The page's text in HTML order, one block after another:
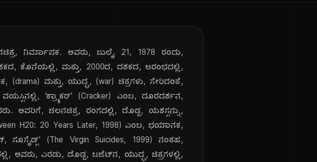
ನಿರ್ಮಾಪಕ. ಅವರು, ಜುಲೈ 21, 1978 ರಂದು,
ಕೊನೆಯಲ್ಲಿ, ಮತ್ತು, 2000ದ, ದಶಕದ, ಆರಂಭದಲ್ಲಿ,
ಮತ್ತು, ಯುದ್ಧ, (war) ಚಿತ್ರಗಳು, ಸೇರಿದಂತೆ,
'ಕ್ರ್ಯಾಕರ್' (Cracker) ಎಂಬ, ದೂರದರ್ಶನ,
ಅವರಿಗೆ, ಚಲನಚಿತ್ರ, ರಂಗದಲ್ಲಿ, ದೊಡ್ಡ, ಯಶಸ್ಸನ್ನು,
H20: 20 Years Later, 1998) ಎಂಬ, ಭಯಾನಕ,
(The Virgin Suicides, 1999) ನಂತಹ,
ಅವರು, ಎರಡು, ದೊಡ್ಡ, ಬಜೆಟ್‌ನ, ಯುದ್ಧ, ಚಿತ್ರಗಳಲ್ಲಿ,